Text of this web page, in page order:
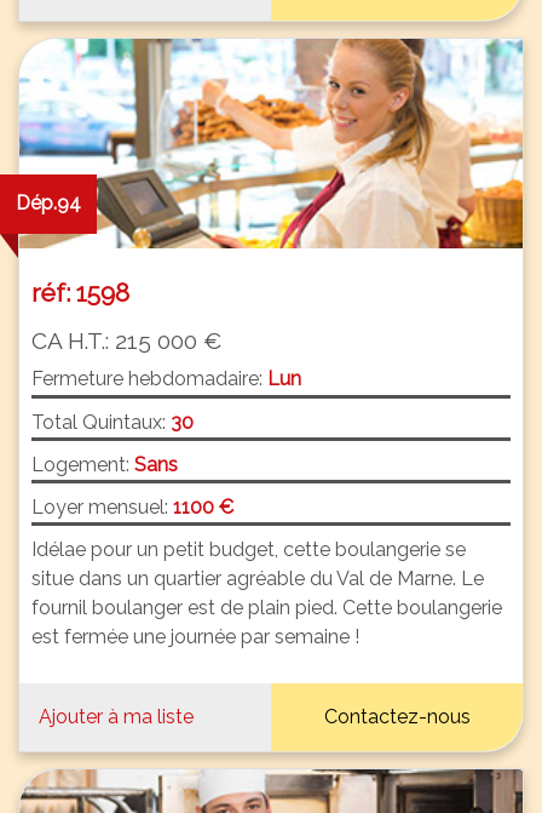
Dép.94
réf: 1598
CA H.T.: 215 000 €
Fermeture hebdomadaire: Lun
Total Quintaux: 30
Logement: Sans
Loyer mensuel: 1100 €
Idélae pour un petit budget, cette boulangerie se
situe dans un quartier agréable du Val de Marne. Le
fournil boulanger est de plain pied. Cette boulangerie
est fermée une journée par semaine !
Ajouter à ma liste Contactez-nous